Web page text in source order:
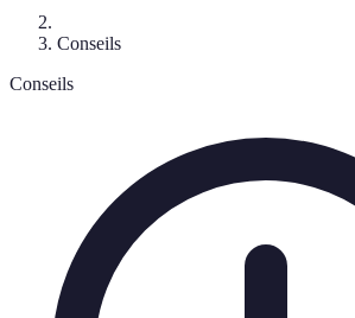
Conseils
Conseils